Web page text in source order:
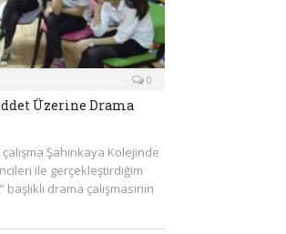
0
Üzerine Drama
Şahinkaya Kolejinde
ile gerçekleştirdiğim
drama çalışmasının